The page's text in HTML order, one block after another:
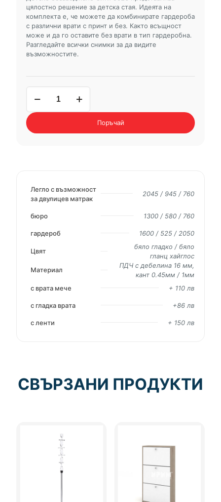
цялостно решение за детска стая. Идеята на
комплекта е, че можете да комбинирате гардероба
с различни врати с принт и без. Както всъщност
може и да го оставите без врати в тип гардеробна.
Разгледайте всички снимки за да видите
възможностите.
комплект
CITY
Поръчай
Легло с възможност
за двулицев матрак
2045 / 945 / 760
бюро 1300 / 580 / 760
гардероб 1600 / 525 / 2050
Цвят
бяло гладко / бяло
гланц хайглос
Материал
ПДЧ с дебелина 16 мм,
кант 0.45мм / 1мм
с врата мече
+ 110 лв
с гладка врата +86 лв
с ленти + 150 лв
СВЪРЗАНИ ПРОДУКТИ